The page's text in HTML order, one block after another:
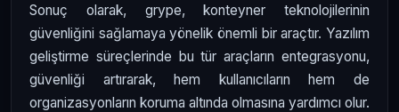
Sonuç olarak, grype, konteyner teknolojilerinin
güvenliğini sağlamaya yönelik önemli bir araçtır. Yazılım
geliştirme süreçlerinde bu tür araçların entegrasyonu,
güvenliği artırarak, hem kullanıcıların hem de
organizasyonların koruma altında olmasına yardımcı olur.